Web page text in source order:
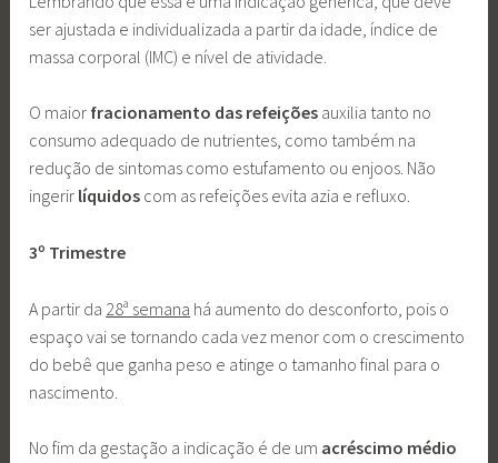
ser ajustada e individualizada a partir da idade, índice de
massa corporal (IMC) e nível de atividade.
O maior fracionamento das refeições auxilia tanto no
consumo adequado de nutrientes, como também na
redução de sintomas como estufamento ou enjoos. Não
ingerir líquidos com as refeições evita azia e refluxo.
3º Trimestre
A partir da 28ª semana há aumento do desconforto, pois o
espaço vai se tornando cada vez menor com o crescimento
do bebê que ganha peso e atinge o tamanho final para o
nascimento.
No fim da gestação a indicação é de um acréscimo médio